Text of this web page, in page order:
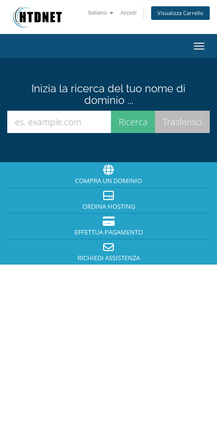
Italiano Accedi Visualizza Carrello
Inizia la ricerca del tuo nome di
dominio ...
COMPRA UN DOMINIO
ORDINA HOSTING
EFFETTUA PAGAMENTO
RICHIEDI ASSISTENZA